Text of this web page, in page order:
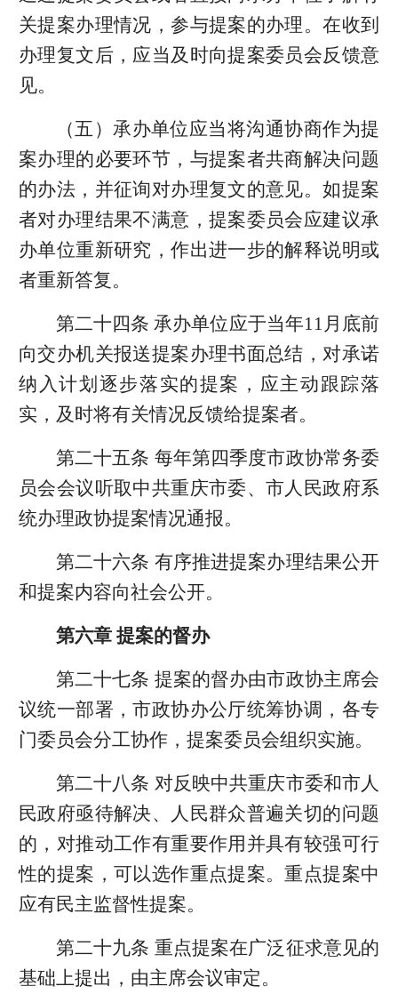
关提案办理情况，参与提案的办理。在收到
办理复文后，应当及时向提案委员会反馈意
见。
（五）承办单位应当将沟通协商作为提
案办理的必要环节，与提案者共商解决问题
的办法，并征询对办理复文的意见。如提案
者对办理结果不满意，提案委员会应建议承
办单位重新研究，作出进一步的解释说明或
者重新答复。
第二十四条 承办单位应于当年11月底前
向交办机关报送提案办理书面总结，对承诺
纳入计划逐步落实的提案，应主动跟踪落
实，及时将有关情况反馈给提案者。
第二十五条 每年第四季度市政协常务委
员会会议听取中共重庆市委、市人民政府系
统办理政协提案情况通报。
第二十六条 有序推进提案办理结果公开
和提案内容向社会公开。
第六章 提案的督办
第二十七条 提案的督办由市政协主席会
议统一部署，市政协办公厅统筹协调，各专
门委员会分工协作，提案委员会组织实施。
第二十八条 对反映中共重庆市委和市人
民政府亟待解决、人民群众普遍关切的问题
的，对推动工作有重要作用并具有较强可行
性的提案，可以选作重点提案。重点提案中
应有民主监督性提案。
第二十九条 重点提案在广泛征求意见的
基础上提出，由主席会议审定。